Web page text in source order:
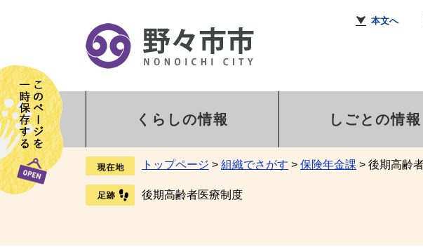
本文へ
くらしの情報 しごとの情報
トップページ > 組織でさがす > 保険年金課 > 後期高齢
後期高齢者医療制度